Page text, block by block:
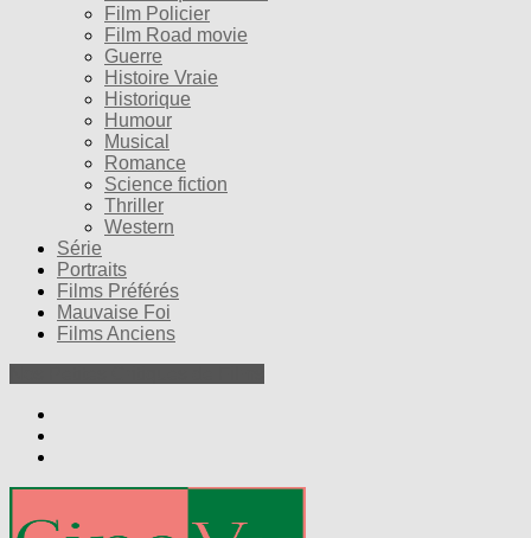
Film Policier
Film Road movie
Guerre
Histoire Vraie
Historique
Humour
Musical
Romance
Science fiction
Thriller
Western
Série
Portraits
Films Préférés
Mauvaise Foi
Films Anciens